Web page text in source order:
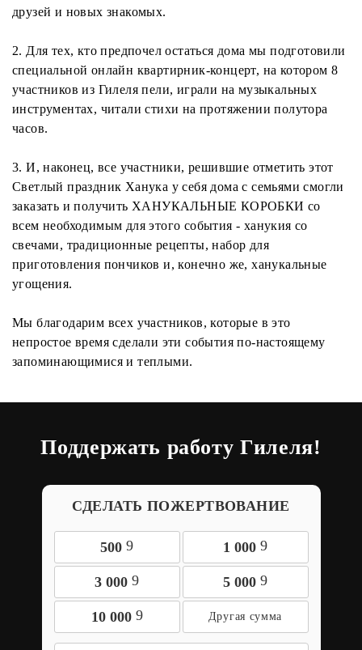
друзей и новых знакомых.
2. Для тех, кто предпочел остаться дома мы подготовили
специальной онлайн квартирник-концерт, на котором 8
участников из Гилеля пели, играли на музыкальных
инструментах, читали стихи на протяжении полутора
часов.
3. И, наконец, все участники, решившие отметить этот
Светлый праздник Ханука у себя дома с семьями смогли
заказать и получить ХАНУКАЛЬНЫЕ КОРОБКИ со
всем необходимым для этого события - ханукия со
свечами, традиционные рецепты, набор для
приготовления пончиков и, конечно же, ханукальные
угощения.
Мы благодарим всех участников, которые в это
непростое время сделали эти события по-настоящему
запоминающимися и теплыми.
Поддержать работу Гилеля!
СДЕЛАТЬ ПОЖЕРТВОВАНИЕ
500 9 1 000 9
3 000 9 5 000 9
10 000 9